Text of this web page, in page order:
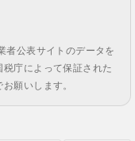
者公表サイトのデータを
庁によって保証された
願いします。